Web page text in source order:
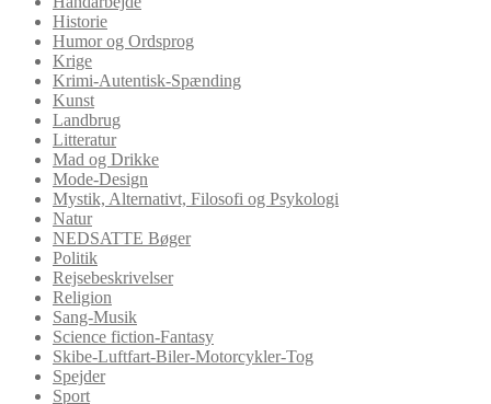
Historie
Humor og Ordsprog
Krige
Krimi-Autentisk-Spænding
Kunst
Landbrug
Litteratur
Mad og Drikke
Mode-Design
Mystik, Alternativt, Filosofi og Psykologi
Natur
NEDSATTE Bøger
Politik
Rejsebeskrivelser
Religion
Sang-Musik
Science fiction-Fantasy
Skibe-Luftfart-Biler-Motorcykler-Tog
Spejder
Sport